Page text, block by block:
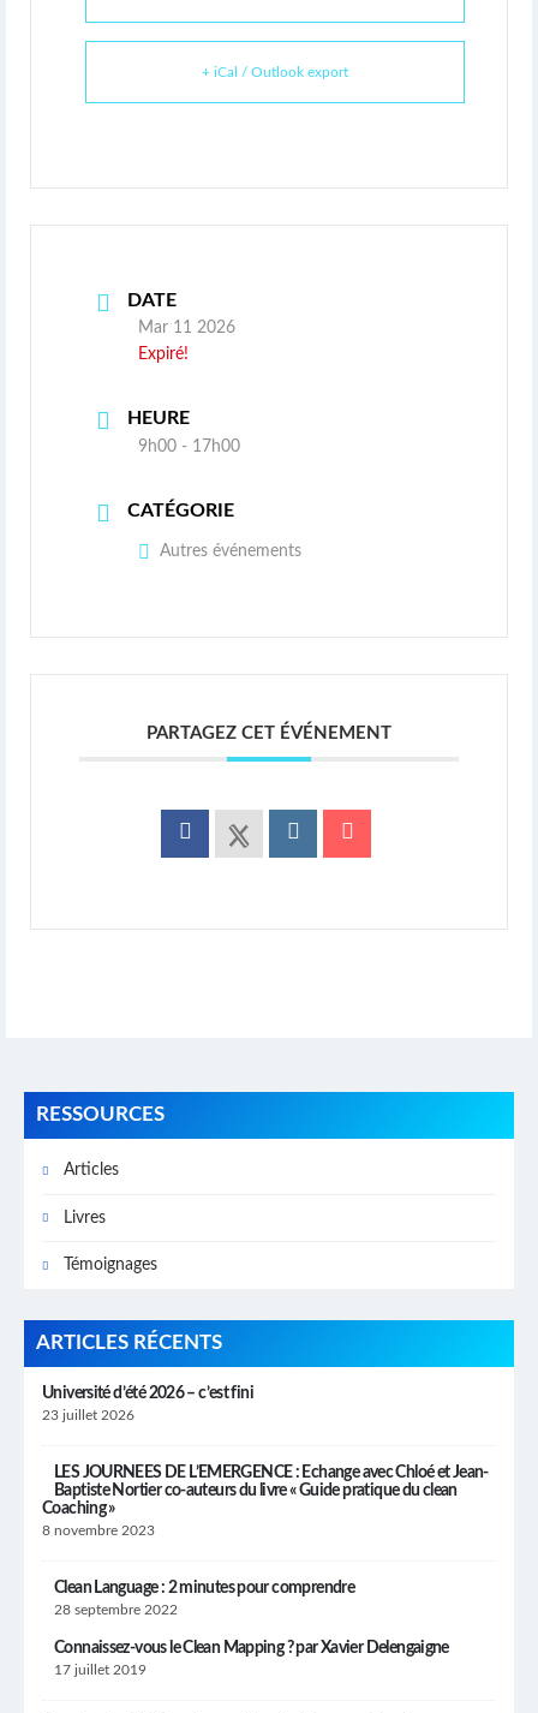
+ iCal / Outlook export
DATE
Mar 11 2026
Expiré!
HEURE
9h00 - 17h00
CATÉGORIE
Autres événements
PARTAGEZ CET ÉVÉNEMENT
RESSOURCES
Articles
Livres
Témoignages
ARTICLES RÉCENTS
Université d’été 2026 – c’est fini
23 juillet 2026
LES JOURNEES DE L’EMERGENCE : Echange avec Chloé et Jean-
Baptiste Nortier co-auteurs du livre « Guide pratique du clean
Coaching »
8 novembre 2023
Clean Language : 2 minutes pour comprendre
28 septembre 2022
Connaissez-vous le Clean Mapping ? par Xavier Delengaigne
17 juillet 2019